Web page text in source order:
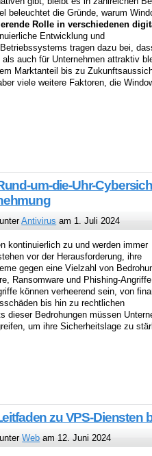
beleuchtet die Gründe, warum
Rolle in verschiedenen
Entwicklung und
tragen dazu bei,
auch für Unternehmen attraktiv
Marktanteil bis zu
viele weitere Faktoren, die
um-die-Uhr-
unterAntivirus am 1. Juli 2024
kontinuierlich zu und werden immer
vor der Herausforderung, ihre
gegen eine Vielzahl von
Ransomware und Phishing-
können verheerend sein, von
bis hin zu rechtlichen
dieser Bedrohungen müssen
um ihre Sicherheitslage zu
zu VPS-Diensten
unterWeb am 12. Juni 2024